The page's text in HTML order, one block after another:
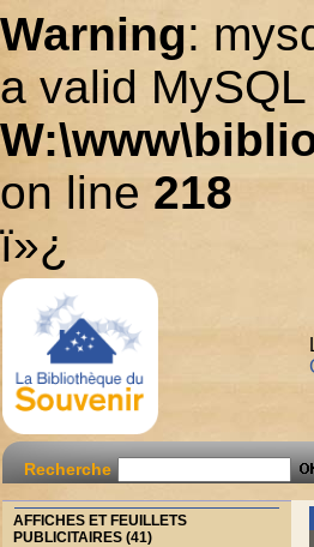
Warning:
a valid
on line 218
ï»¿
Recherche
AFFICHES ET FEUILLETS
PUBLICITAIRES (41)